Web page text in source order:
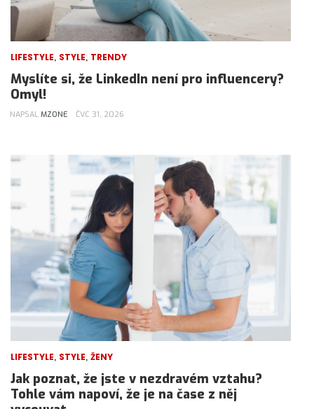
LIFESTYLE, STYLE, TRENDY
Myslíte si, že LinkedIn není pro influencery?
Omyl!
NAPSAL MZONE ČVC 31, 2026
LIFESTYLE, STYLE, ŽENY
Jak poznat, že jste v nezdravém vztahu?
Tohle vám napoví, že je na čase z něj